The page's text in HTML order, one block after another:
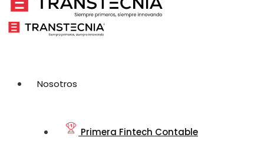
Nosotros
Primera Fintech Contable